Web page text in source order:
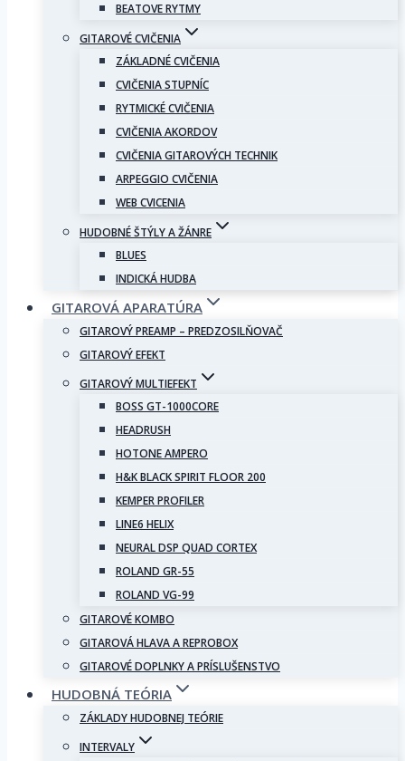
BEATOVE RYTMY
GITAROVÉ CVIČENIA
ZÁKLADNÉ CVIČENIA
CVIČENIA STUPNÍC
RYTMICKÉ CVIČENIA
CVIČENIA AKORDOV
CVIČENIA GITAROVÝCH TECHNIK
ARPEGGIO CVIČENIA
WEB CVICENIA
HUDOBNÉ ŠTÝLY A ŽÁNRE
BLUES
INDICKÁ HUDBA
GITAROVÁ APARATÚRA
GITAROVÝ PREAMP – PREDZOSILŇOVAČ
GITAROVÝ EFEKT
GITAROVÝ MULTIEFEKT
BOSS GT-1000CORE
HEADRUSH
HOTONE AMPERO
H&K BLACK SPIRIT FLOOR 200
KEMPER PROFILER
LINE6 HELIX
NEURAL DSP QUAD CORTEX
ROLAND GR-55
ROLAND VG-99
GITAROVÉ KOMBO
GITAROVÁ HLAVA A REPROBOX
GITAROVÉ DOPLNKY A PRÍSLUŠENSTVO
HUDOBNÁ TEÓRIA
ZÁKLADY HUDOBNEJ TEÓRIE
INTERVALY